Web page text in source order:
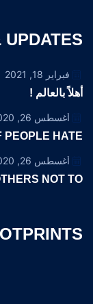
UPDATES
فبراير 18, 2021
أهلاً بالعالم !
أغسطس 26, 2020
PEOPLE HATE
أغسطس 26, 2020
NOT TO